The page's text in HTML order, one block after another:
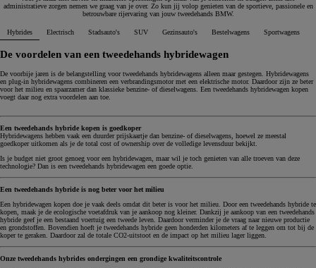
administratieve zorgen nemen we graag van je over. Zo kun jij volop genieten van de sportieve, passionele en
betrouwbare rijervaring van jouw tweedehands BMW.
Hybrides Electrisch Stadsauto's SUV Gezinsauto's Bestelwagens Sportwagens
De voordelen van een tweedehands hybridewagen
De voorbije jaren is de belangstelling voor tweedehands hybridewagens alleen maar gestegen. Hybridewagens
en plug-in hybridewagens combineren een verbrandingsmotor met een elektrische motor. Daardoor zijn ze beter
voor het milieu en spaarzamer dan klassieke benzine- of dieselwagens. Een tweedehands hybridewagen kopen
voegt daar nog extra voordelen aan toe.
Een tweedehands hybride kopen is goedkoper
Hybridewagens hebben vaak een duurder prijskaartje dan benzine- of dieselwagens, hoewel ze meestal
goedkoper uitkomen als je de total cost of ownership over de volledige levensduur bekijkt.
Is je budget niet groot genoeg voor een hybridewagen, maar wil je toch genieten van alle troeven van deze
technologie? Dan is een tweedehands hybridewagen een goede optie.
Een tweedehands hybride is nog beter voor het milieu
Een hybridewagen kopen doe je vaak deels omdat dit beter is voor het milieu. Door een tweedehands hybride te
kopen, maak je de ecologische voetafdruk van je aankoop nog kleiner. Dankzij je aankoop van een tweedehands
hybride geef je een bestaand voertuig een tweede leven. Daardoor verminder je de vraag naar nieuwe productie
en grondstoffen. Bovendien hoeft je tweedehands hybride geen honderden kilometers af te leggen om tot bij de
koper te geraken. Daardoor zal de totale CO2-uitstoot en de impact op het milieu lager liggen.
Onze tweedehands hybrides ondergingen een grondige kwaliteitscontrole